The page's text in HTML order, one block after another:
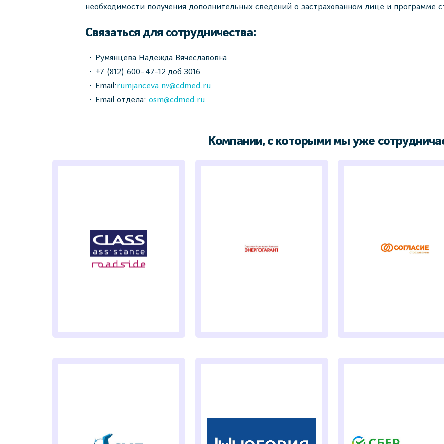
необходимости получения дополнительных сведений о застрахованном лице и программе
Связаться для сотрудничества:
Румянцева Надежда Вячеславовна
+7 (812) 600-47-12 доб.3016
Email:rumjanceva.nv@cdmed.ru
Email отдела: osm@cdmed.ru
Компании, с которыми мы уже